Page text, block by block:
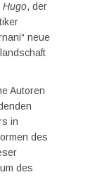
Hugo, der
neue
Autoren
in
des
des